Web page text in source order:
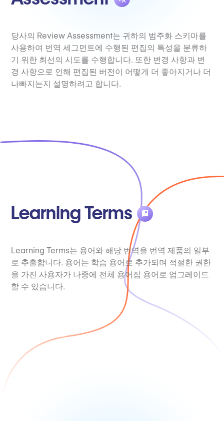
당사의 Review Assessment는 귀하의 범주화 스키마를
사용하여 번역 세그먼트에 수행된 편집의 특성을 분류하
기 위한 최선의 시도를 수행합니다. 또한 변경 사항과 변
경 사항으로 인해 편집된 버전이 어떻게 더 좋아지거나 더
나빠지는지 설명하려고 합니다.
Learning Terms
Learning Terms는 용어와 해당 번역을 번역 제품의 일부
로 추출합니다. 용어는 학습 용어로 추가되며 적절한 권한
을 가진 사용자가 나중에 전체 용어집 용어로 업그레이드
할 수 있습니다.